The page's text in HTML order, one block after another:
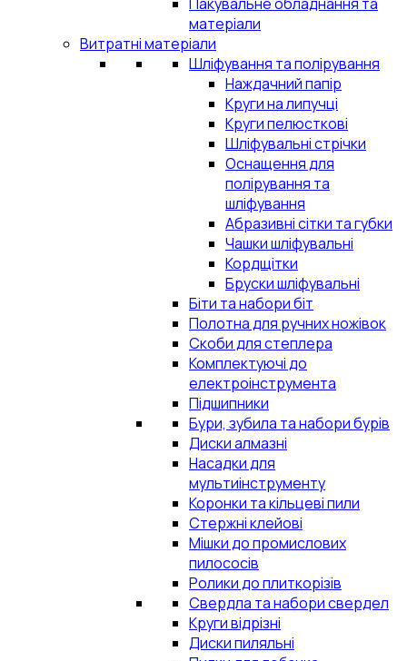
матеріали
Витратні матеріали
Шліфування та полірування
Наждачний папір
Круги на липучці
Круги пелюсткові
Шліфувальні стрічки
Оснащення для
полірування та
шліфування
Абразивні сітки та губки
Чашки шліфувальні
Кордщітки
Бруски шліфувальні
Біти та набори біт
Полотна для ручних ножівок
Скоби для степлера
Комплектуючі до
електроінструмента
Підшипники
Бури, зубила та набори бурів
Диски алмазні
Насадки для
мультиінструменту
Коронки та кільцеві пили
Стержні клейові
Мішки до промислових
пилососів
Ролики до плиткорізів
Свердла та набори свердел
Круги відрізні
Диски пиляльні